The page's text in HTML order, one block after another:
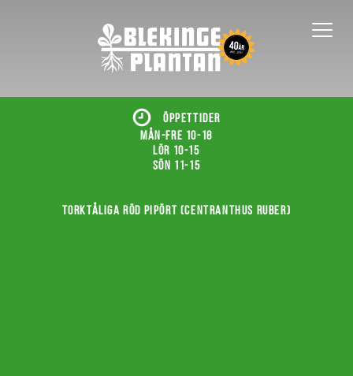
ÖPPETTIDER
Mån-fre 10-18
Lör 10-15
Sön 11-15
Torktåliga röd pipört (Centranthus ruber)